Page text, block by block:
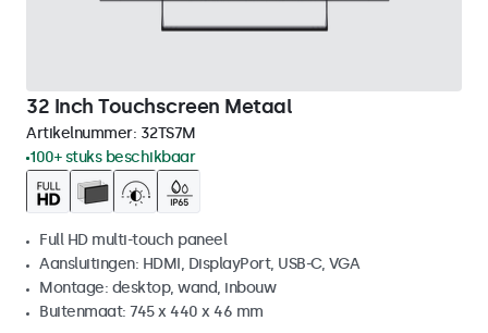
32 Inch Touchscreen Metaal
Artikelnummer: 32TS7M
100+ stuks beschikbaar
Full HD multi-touch paneel
Aansluitingen: HDMI, DisplayPort, USB-C, VGA
Montage: desktop, wand, inbouw
Buitenmaat: 745 x 440 x 46 mm